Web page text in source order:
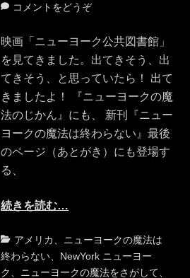
稿
稿
コメントをどうぞ
映画「ニューヨーク公共図書館」
を見てきました。出てきそう、出
てきそう、と思っていたら！ 出て
きましたよ！ 『ニューヨークの魔
法のじかん』にも、 新刊『ニュー
ヨークの魔法は終わらない』最後
のページ（あとがき）にも登場す
る、
続きを読む…
カ
テ
ゴ
アメリカ、 ニューヨークの魔法は
終わらない、 NewYork ニューヨー
ク、 ニューヨークの魔法をさがして、